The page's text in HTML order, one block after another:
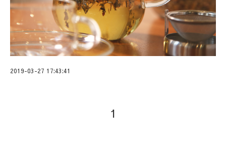
2019-03-27 17:43:41
1